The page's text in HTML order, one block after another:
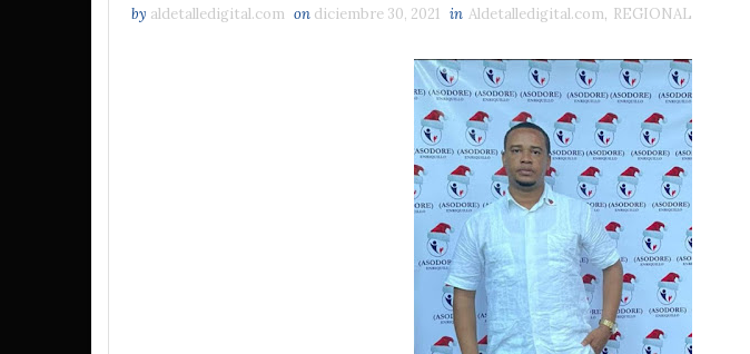
by aldetalledigital.com on diciembre 30, 2021 in Aldetalledigital.com, REGIONAL